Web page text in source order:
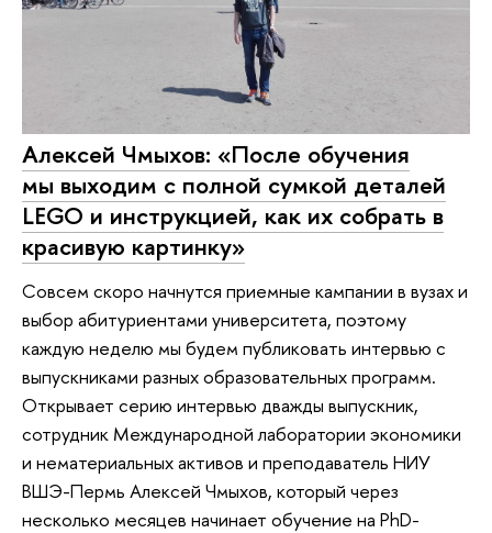
Алексей Чмыхов: «После обучения
мы выходим с полной сумкой деталей
LEGO и инструкцией, как их собрать в
красивую картинку»
Совсем скоро начнутся приемные кампании в вузах и
выбор абитуриентами университета, поэтому
каждую неделю мы будем публиковать интервью с
выпускниками разных образовательных программ.
Открывает серию интервью дважды выпускник,
сотрудник Международной лаборатории экономики
и нематериальных активов и преподаватель НИУ
ВШЭ-Пермь Алексей Чмыхов, который через
несколько месяцев начинает обучение на PhD-